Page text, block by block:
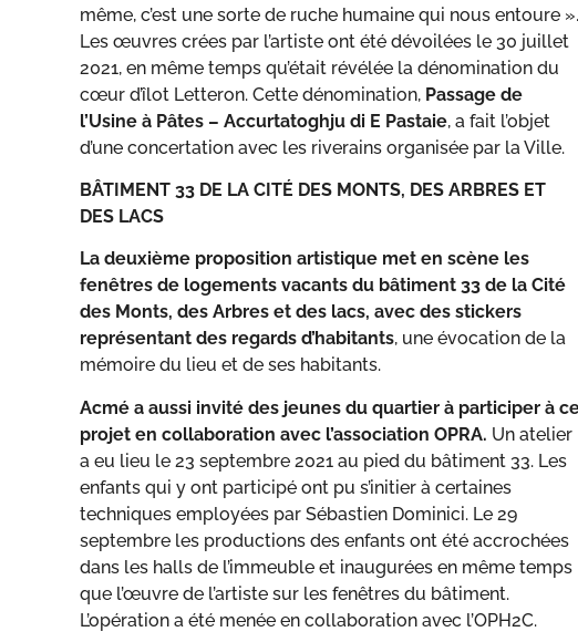
même, c’est une sorte de ruche humaine qui nous entoure ».
Les œuvres crées par l’artiste ont été dévoilées le 30 juillet
2021, en même temps qu’était révélée la dénomination du
cœur d’îlot Letteron. Cette dénomination, Passage de
l’Usine à Pâtes – Accurtatoghju di E Pastaie, a fait l’objet
d’une concertation avec les riverains organisée par la Ville.
BÂTIMENT 33 DE LA CITÉ DES MONTS, DES ARBRES ET
DES LACS
La deuxième proposition artistique met en scène les
fenêtres de logements vacants du bâtiment 33 de la Cité
des Monts, des Arbres et des lacs, avec des stickers
représentant des regards d’habitants, une évocation de la
mémoire du lieu et de ses habitants.
Acmé a aussi invité des jeunes du quartier à participer à
projet en collaboration avec l’association OPRA. Un atelier
a eu lieu le 23 septembre 2021 au pied du bâtiment 33. Les
enfants qui y ont participé ont pu s’initier à certaines
techniques employées par Sébastien Dominici. Le 29
septembre les productions des enfants ont été accrochées
dans les halls de l’immeuble et inaugurées en même temps
que l’œuvre de l’artiste sur les fenêtres du bâtiment.
L’opération a été menée en collaboration avec l’OPH2C.